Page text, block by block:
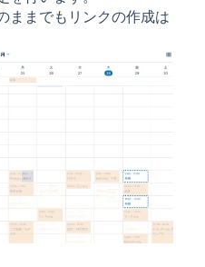
ままでもリンクの作成は